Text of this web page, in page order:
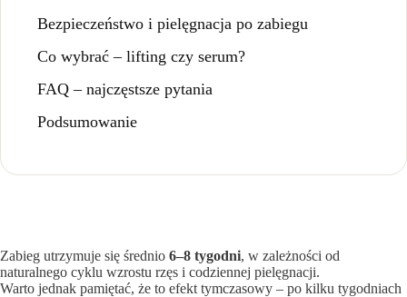
Bezpieczeństwo i pielęgnacja po zabiegu
Co wybrać – lifting czy serum?
FAQ – najczęstsze pytania
Podsumowanie
Zabieg utrzymuje się średnio 6–8 tygodni, w zależności od
naturalnego cyklu wzrostu rzęs i codziennej pielęgnacji.
Warto jednak pamiętać, że to efekt tymczasowy – po kilku tygodniach